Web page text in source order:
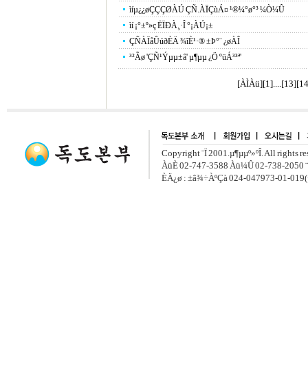
ìíµ¿¿øÇÇÇØÀÚ ÇÑ.ÀÏÇùÁ¤ ¹®¼­°ø°³ ¼Ò¼Û
ìí ¡°±º»ç Ë­ÏÐÀ¸·Î °¡ÀÚ¡±
ÇÑÀÏåÛúðÈÄ ¾îÈ¹·® ±Þ°¨ ¿øÀÎ
³²Ãø 'ÇÑ¹Ýµµ±â' µ¶µµ ¿Ö ºüÁ³³ª'
[ÀÌÀü][1]....[13][14
Copyright ¨Ï 2001.µ¶µµº»ºÎ. All rights
ÀüÈ­ 02-747-3588 Àü¼Û 02-738-2050
ÈÄ¿ø : ±â¾÷ÀºÇà 024-047973-01-